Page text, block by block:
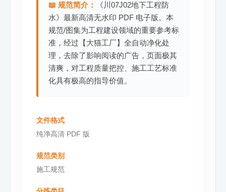
📖 规范简介：
《川07J02地下工程防
水》最新高清无水印 PDF 电子版。本
规范/图集为工程建设领域的重要参考标
准，经过【大猫工厂】全自动净化处
理，去除了影响阅读的广告，页面极其
清爽，对工程质量把控、施工工艺标准
化具有极高的指导价值。
文件格式
纯净高清 PDF 版
规范类别
施工规范